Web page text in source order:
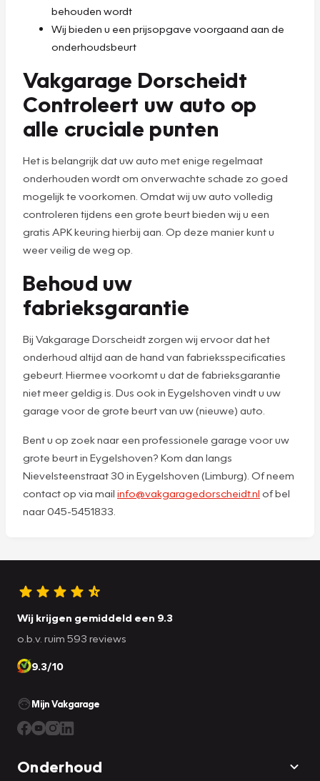
behouden wordt
Wij bieden u een prijsopgave voorgaand aan de
onderhoudsbeurt
Vakgarage Dorscheidt
Controleert uw auto op
alle cruciale punten
Het is belangrijk dat uw auto met enige regelmaat
onderhouden wordt om onverwachte schade zo goed
mogelijk te voorkomen. Omdat wij uw auto volledig
controleren tijdens een grote beurt bieden wij u een
gratis APK keuring hierbij aan. Op deze manier kunt u
weer veilig de weg op.
Behoud uw
fabrieksgarantie
Bij Vakgarage Dorscheidt zorgen wij ervoor dat het
onderhoud altijd aan de hand van fabrieksspecificaties
gebeurt. Hiermee voorkomt u dat de fabrieksgarantie
niet meer geldig is. Dus ook in Eygelshoven vindt u uw
garage voor de grote beurt van uw (nieuwe) auto.
Bent u op zoek naar een professionele garage voor uw
grote beurt in Eygelshoven? Kom dan langs
Nievelsteenstraat 30 in Eygelshoven (Limburg). Of neem
contact op via mail info@vakgaragedorscheidt.nl of bel
naar 045-5451833.
Wij krijgen gemiddeld een 9.3
o.b.v. ruim 593 reviews
9.3/10
Mijn Vakgarage
Onderhoud